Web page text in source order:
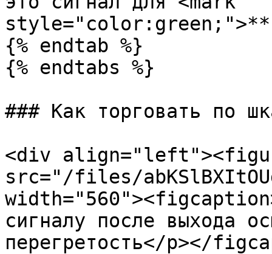
{% endtab %}
{% endtabs %}
### Как торговать по
<div
src="/files/
сигналу после выхода
перегретость</p></